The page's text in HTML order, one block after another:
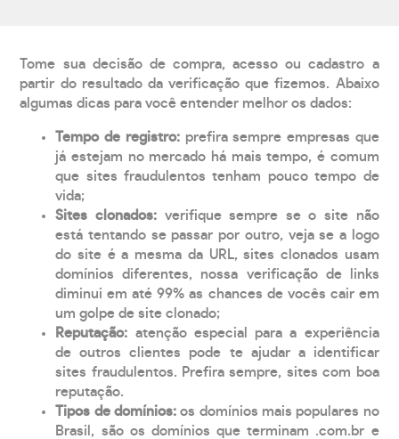
Tome sua decisão de compra, acesso ou cadastro a
partir do resultado da verificação que fizemos. Abaixo
algumas dicas para você entender melhor os dados:
Tempo de registro: prefira sempre empresas que
já estejam no mercado há mais tempo, é comum
que sites fraudulentos tenham pouco tempo de
vida;
Sites clonados: verifique sempre se o site não
está tentando se passar por outro, veja se a logo
do site é a mesma da URL, sites clonados usam
domínios diferentes, nossa verificação de links
diminui em até 99% as chances de vocês cair em
um golpe de site clonado;
Reputação: atenção especial para a experiência
de outros clientes pode te ajudar a identificar
sites fraudulentos. Prefira sempre, sites com boa
reputação.
Tipos de domínios:os domínios mais populares no
Brasil, são os domínios que terminam .com.br e